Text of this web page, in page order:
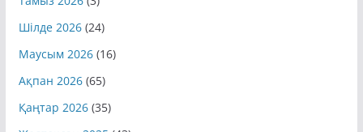
Тамыз 2026(3)
Шілде 2026(24)
Маусым 2026(16)
Ақпан 2026(65)
Қаңтар 2026(35)